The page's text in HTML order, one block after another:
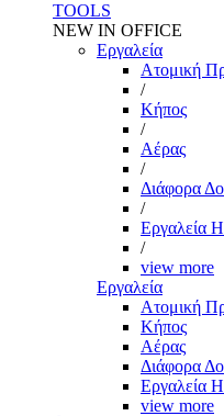
TOOLS
NEW IN OFFICE
Εργαλεία
Aτομική
/
Kήπος
/
Αέρας
/
Διάφορα
/
Εργαλεία
/
view more
Εργαλεία
Aτομική
Kήπος
Αέρας
Διάφορα
Εργαλεία
view more